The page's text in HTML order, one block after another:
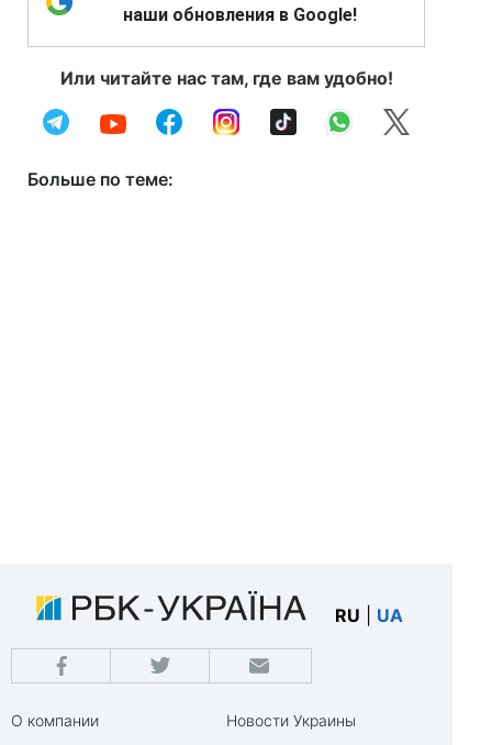
наши обновления в Google!
Или читайте нас там, где вам удобно!
Больше по теме:
RU UA
О компании
Новости Украины